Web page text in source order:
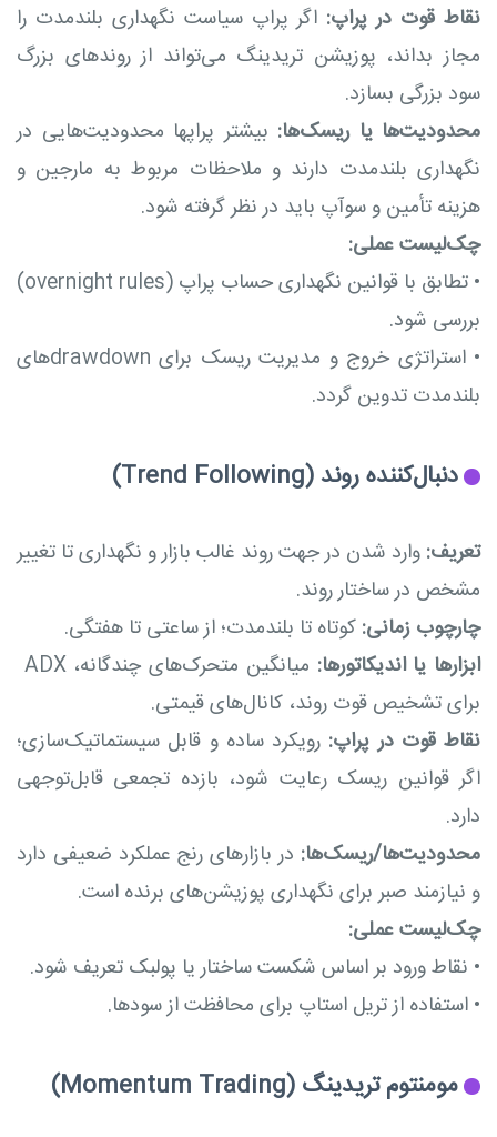
نقاط قوت در پراپ: اگر پراپ سیاست نگهداری بلندمدت را
مجاز بداند، پوزیشن تریدینگ می‌تواند از روندهای بزرگ
سود بزرگی بسازد.
محدودیت‌ها یا ریسک‌ها: بیشتر پراپها محدودیت‌هایی در
نگهداری بلندمدت دارند و ملاحظات مربوط به مارجین و
هزینه تأمین و سوآپ باید در نظر گرفته شود.
چک‌لیست عملی:
•
تطابق با قوانین نگهداری حساب پراپ (overnight rules)
بررسی شود.
•
استراتژی خروج و مدیریت ریسک برای drawdown‌های
بلندمدت تدوین گردد.
دنبال‌کننده روند (Trend Following)
تعریف: وارد شدن در جهت روند غالب بازار و نگهداری تا تغییر
مشخص در ساختار روند.
چارچوب زمانی: کوتاه تا بلندمدت؛ از ساعتی تا هفتگی.
ابزارها یا اندیکاتورها:
برای تشخیص قوت روند، کانال‌های قیمتی.
نقاط قوت در پراپ: رویکرد ساده و قابل سیستماتیک‌سازی؛
اگر قوانین ریسک رعایت شود، بازده تجمعی قابل‌توجهی
دارد.
محدودیت‌ها/ریسک‌ها: در بازارهای رنج عملکرد ضعیفی دارد
و نیازمند صبر برای نگهداری پوزیشن‌های برنده است.
چک‌لیست عملی:
• نقاط ورود بر اساس شکست ساختار یا پولبک تعریف شود.
• استفاده از تریل استاپ برای محافظت از سودها.
مومنتوم تریدینگ (Momentum Trading)